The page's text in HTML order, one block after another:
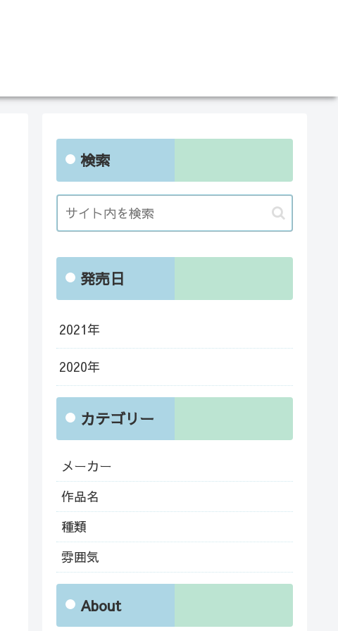
検索
発売日
2021年
2020年
カテゴリー
メーカー
作品名
種類
雰囲気
About